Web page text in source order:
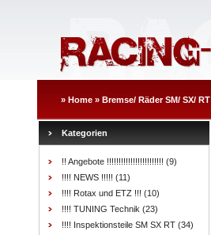
» Home » Bremse/ Räder SM/ SX/ RT
Kategorien
!! Angebote !!!!!!!!!!!!!!!!!!!!!!!! (9)
!!!! NEWS !!!!! (11)
!!!! Rotax und ETZ !!! (10)
!!!! TUNING Technik (23)
!!!! Inspektionsteile SM SX RT (34)